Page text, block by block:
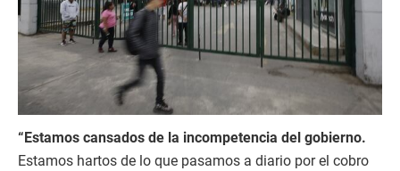
“Estamos cansados de la incompetencia del gobierno.
Estamos hartos de lo que pasamos a diario por el cobro